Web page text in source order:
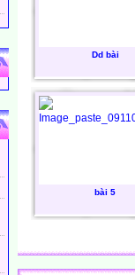
Dd bài
bài 5